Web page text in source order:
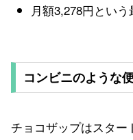
月額3,278円とい
コンビニのような
チョコザップはスター